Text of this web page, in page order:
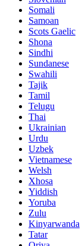
Somali
Samoan
Scots Gaelic
Shona
Sindhi
Sundanese
Swahili
Tajik
Tamil
Telugu
Thai
Ukrainian
Urdu
Uzbek
Vietnamese
Welsh
Xhosa
Yiddish
Yoruba
Zulu
Kinyarwanda
Tatar